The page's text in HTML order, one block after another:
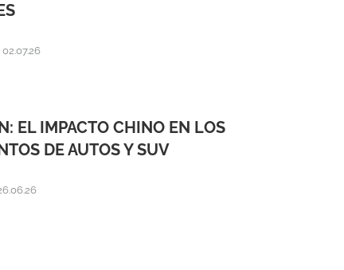
02.07.26
EL IMPACTO CHINO EN LOS
DE AUTOS Y SUV